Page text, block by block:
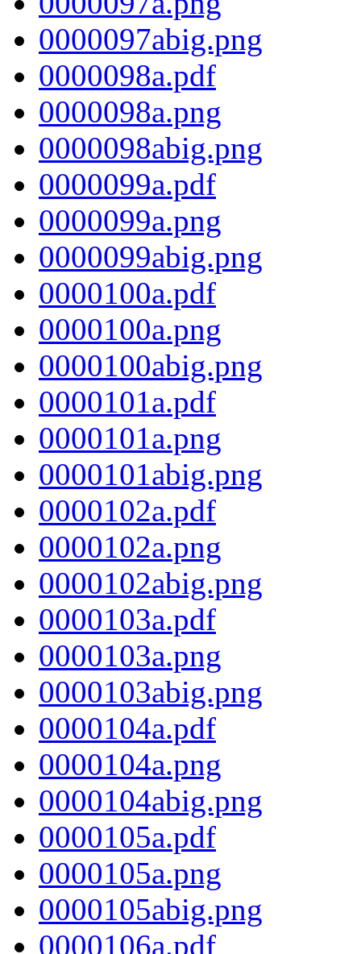
0000097abig.png
0000098a.pdf
0000098a.png
0000098abig.png
0000099a.pdf
0000099a.png
0000099abig.png
0000100a.pdf
0000100a.png
0000100abig.png
0000101a.pdf
0000101a.png
0000101abig.png
0000102a.pdf
0000102a.png
0000102abig.png
0000103a.pdf
0000103a.png
0000103abig.png
0000104a.pdf
0000104a.png
0000104abig.png
0000105a.pdf
0000105a.png
0000105abig.png
0000106a.pdf